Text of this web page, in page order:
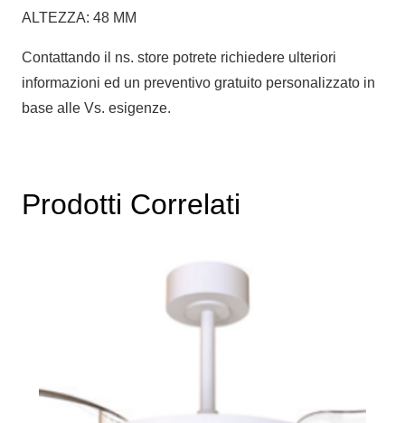
ALTEZZA: 48 MM
Contattando il ns. store potrete richiedere ulteriori
informazioni ed un preventivo gratuito personalizzato in
base alle Vs. esigenze.
Prodotti Correlati